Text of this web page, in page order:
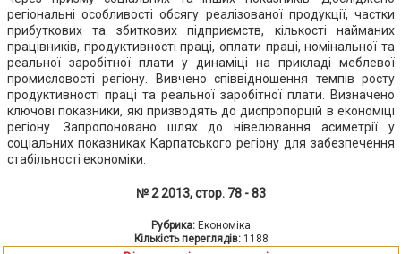
регіональні особливості обсягу реалізованої продукції, частки
прибуткових та збиткових підприємств, кількості найманих
працівників, продуктивності праці, оплати праці, номінальної та
реальної заробітної плати у динаміці на прикладі меблевої
промисловості регіону. Вивчено співвідношення темпів росту
продуктивності праці та реальної заробітної плати. Визначено
ключові показники, які призводять до диспропорцій в економіці
регіону. Запропоновано шлях до нівелювання асиметрії у
соціальних показниках Карпатського регіону для забезпечення
стабільності економіки.
№ 2 2013, стор. 78 - 83
Рубрика: Економіка
Кількість переглядів: 1188